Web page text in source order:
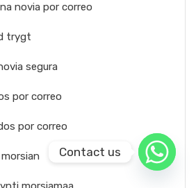
novia por correo
trygt
segura
por correo
por correo
Contact us